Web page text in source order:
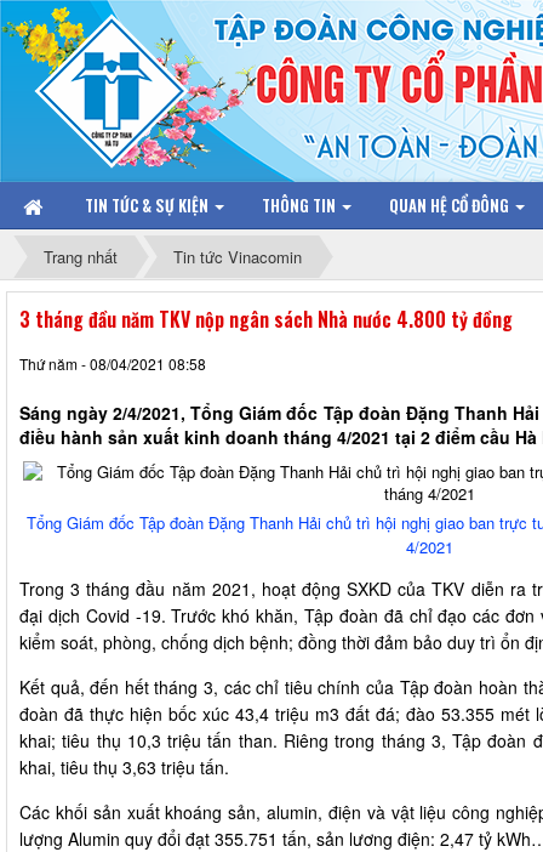
TIN TỨC & SỰ KIỆN THÔNG TIN QUAN HỆ CỔ ĐÔNG
Trang nhất Tin tức Vinacomin
3 tháng đầu năm TKV nộp ngân sách Nhà nước 4.800 tỷ đồng
Thứ năm - 08/04/2021 08:58
Sáng ngày 2/4/2021, Tổng Giám đốc Tập đoàn Đặng Thanh
điều hành sản xuất kinh doanh tháng 4/2021 tại 2 điểm cầu Hà
Tổng Giám đốc Tập đoàn Đặng Thanh Hải chủ trì hội nghị giao ban trực
4/2021
Trong 3 tháng đầu năm 2021, hoạt động SXKD của TKV diễn ra
đại dịch Covid -19. Trước khó khăn, Tập đoàn đã chỉ đạo các
kiểm soát, phòng, chống dịch bệnh; đồng thời đảm bảo duy trì ổn
Kết quả, đến hết tháng 3, các chỉ tiêu chính của Tập đoàn hoàn
đoàn đã thực hiện bốc xúc 43,4 triệu m3 đất đá; đào 53.355 mét
khai; tiêu thụ 10,3 triệu tấn than. Riêng trong tháng 3, Tập đoàn
khai, tiêu thụ 3,63 triệu tấn.
Các khối sản xuất khoáng sản, alumin, điện và vật liệu công
lượng Alumin quy đổi đạt 355.751 tấn, sản lương điện: 2,47 tỷ